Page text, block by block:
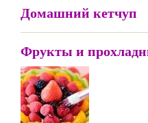
Домашний кетчуп
Фрукты и